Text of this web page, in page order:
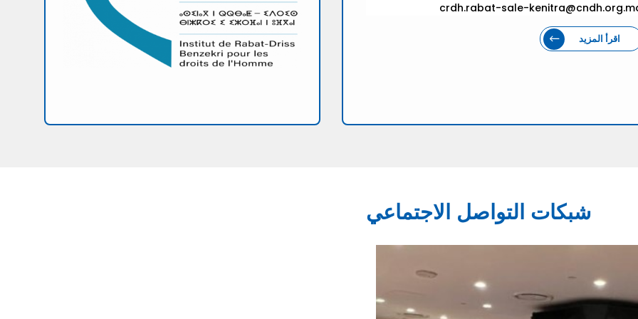
crdh.rabat-sale-
اقرأ المزيد
شبكات التواصل الاجتماعي